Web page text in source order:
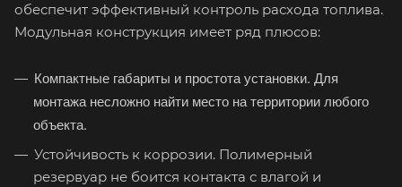
обеспечит эффективный контроль расхода топлива.
Модульная конструкция имеет ряд плюсов:
Компактные габариты и простота установки. Для
монтажа несложно найти место на территории любого
объекта.
Устойчивость к коррозии. Полимерный
резервуар не боится контакта с влагой и